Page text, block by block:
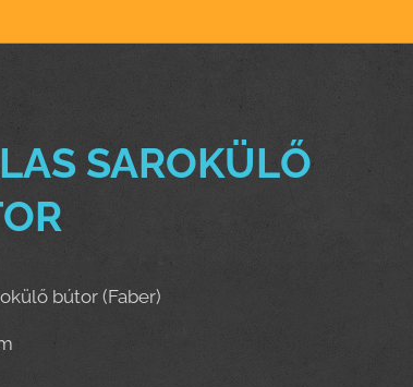
SAROKÜLŐ
bútor (Faber)